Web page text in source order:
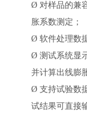
Ø 对样品的兼
胀系数测定；
Ø 软件处理数
Ø 测试系统显
并计算出线膨
Ø 支持试验数
试结果可直接